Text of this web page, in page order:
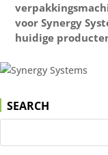
voor Synergy
huidige
SEARCH